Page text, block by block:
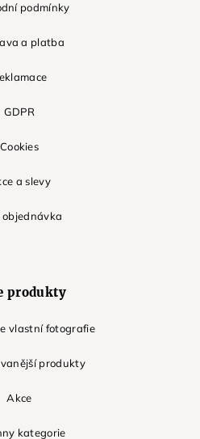
podmínky
a platba
GDPR
Cookies
a slevy
objednávka
produkty
vlastní fotografie
produkty
Akce
kategorie